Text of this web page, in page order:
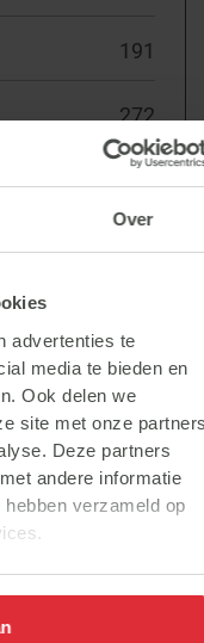
Over
advertenties te
media te bieden en
Ook delen we
site met onze
Deze partners
andere informatie
verzameld op
191
272
47
*